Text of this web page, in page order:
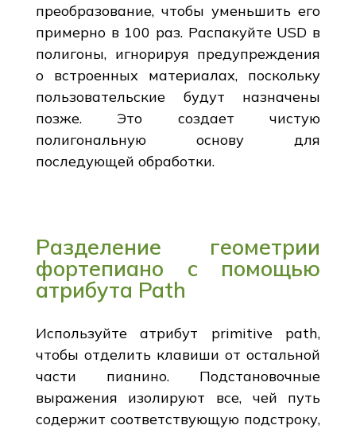
преобразование, чтобы уменьшить его
примерно в 100 раз. Распакуйте USD в
полигоны, игнорируя предупреждения
о встроенных материалах, поскольку
пользовательские будут назначены
позже. Это создает чистую
полигональную основу для
последующей обработки.
Разделение геометрии
фортепиано с помощью
атрибута Path
Используйте атрибут primitive path,
чтобы отделить клавиши от остальной
части пианино. Подстановочные
выражения изолируют все, чей путь
содержит соответствующую подстроку,